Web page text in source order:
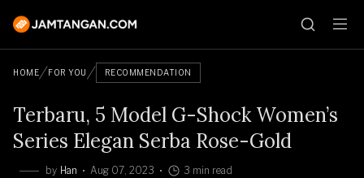
HOME FOR YOU RECOMMENDATION
Terbaru, 5 Model G-Shock Women’s
Series Elegan Serba Rose-Gold
by Han Aug 07, 2023 3 min read